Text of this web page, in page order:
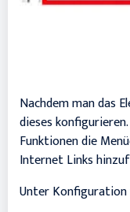
Nachdem man das
dieses
Funktionen die
Internet Links
Unter Konfiguration